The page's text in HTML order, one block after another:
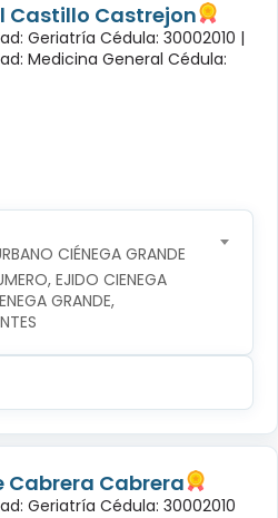
Castillo Castrejon
Geriatría Cédula: 30002010 |
Medicina General Cédula:
CIÉNEGA GRANDE
EJIDO CIENEGA
GRANDE,
Cabrera Cabrera
Geriatría Cédula: 30002010